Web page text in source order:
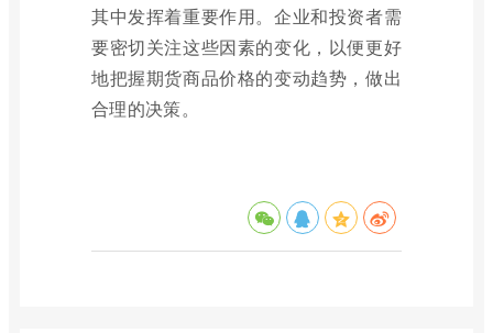
其中发挥着重要作用。企业和投资者需
要密切关注这些因素的变化，以便更好
地把握期货商品价格的变动趋势，做出
合理的决策。